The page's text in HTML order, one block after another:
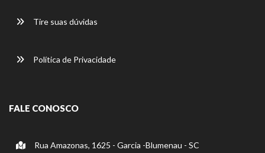
Tire suas dúvidas
Política de Privacidade
FALE CONOSCO
Rua Amazonas, 1625 - Garcia -Blumenau - SC